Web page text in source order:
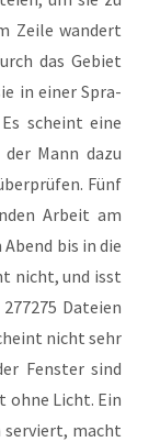
Zei­le wan­dert
das Gebiet
in einer Spra­
scheint eine
Mann dazu
Fünf
Arbeit am
bis in die
nicht, und isst
Datei­en
nicht sehr
Fens­ter sind
ohne Licht. Ein
ser­viert, macht